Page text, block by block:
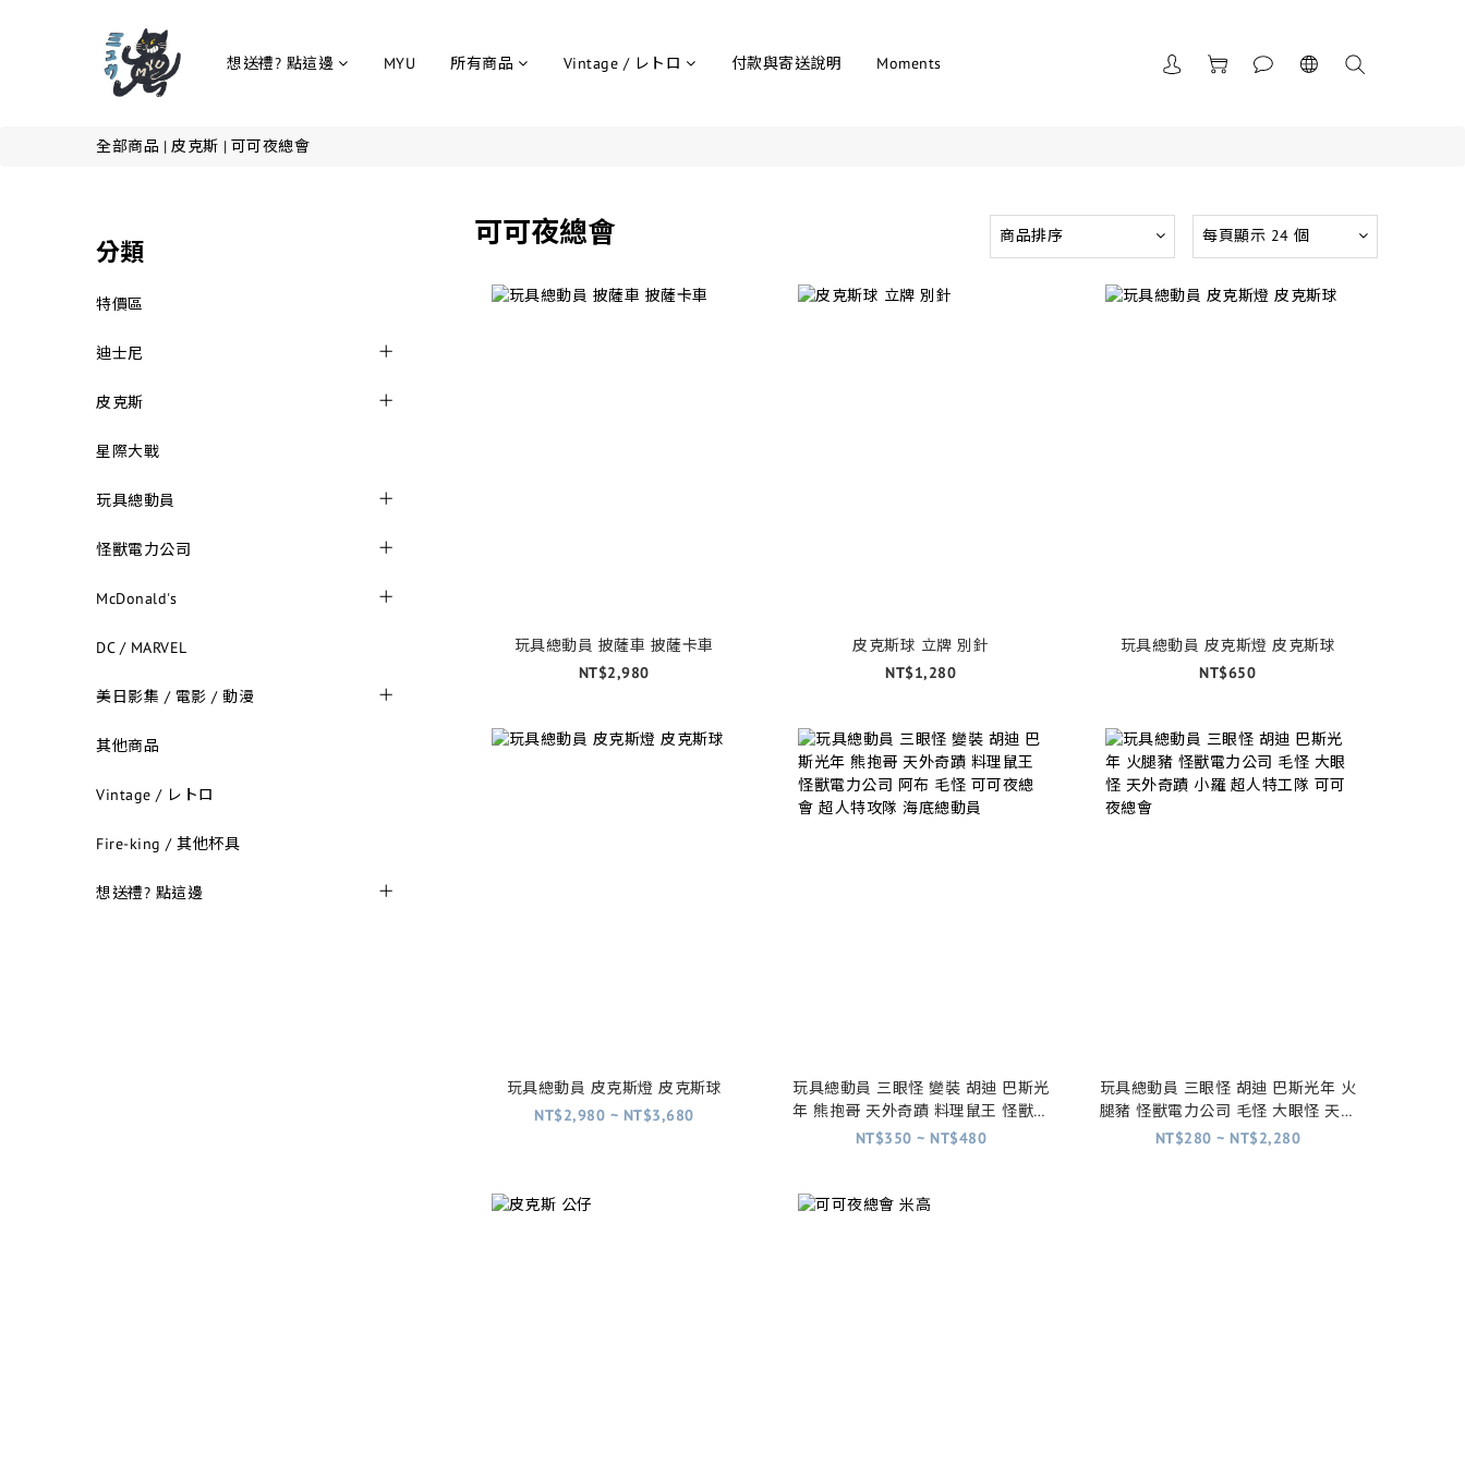
想送禮? 點這邊 MYU 所有商品 Vintage / レトロ 付款與寄送說明 Moments
全部商品 | 皮克斯 | 可可夜總會
分類
特價區
迪士尼
皮克斯
星際大戰
玩具總動員
怪獸電力公司
McDonald's
DC / MARVEL
美日影集 / 電影 / 動漫
其他商品
Vintage / レトロ
Fire-king / 其他杯具
想送禮? 點這邊
可可夜總會 商品排序 每頁顯示 24 個
玩具總動員 披薩車 披薩卡車
NT$2,980
皮克斯球 立牌 別針
NT$1,280
玩具總動員 皮克斯燈 皮克斯球
NT$650
玩具總動員 皮克斯燈 皮克斯球
NT$2,980 ~ NT$3,680
玩具總動員 三眼怪 變裝 胡迪 巴斯光
年 熊抱哥 天外奇蹟 料理鼠王 怪獸電
力公司 阿布 毛怪 可可夜總會 超人特
NT$350 ~ NT$480
玩具總動員 三眼怪 胡迪 巴斯光年 火
腿豬 怪獸電力公司 毛怪 大眼怪 天外
奇蹟 小羅 超人特工隊 可可夜總會
NT$280 ~ NT$2,280